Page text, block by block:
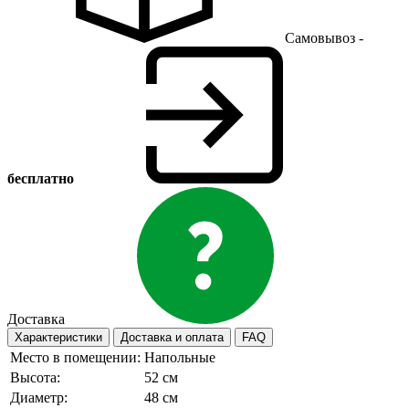
Самовывоз -
бесплатно
Доставка
Характеристики Доставка и оплата FAQ
Место в помещении: Напольные
Высота:
52 см
Диаметр:
48 см